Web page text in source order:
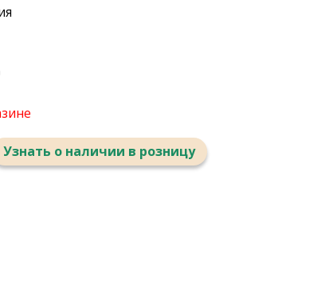
Узнать о наличии в розницу